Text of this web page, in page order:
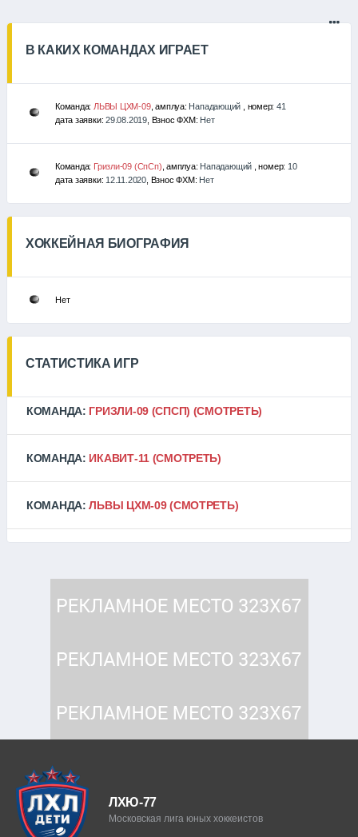
В КАКИХ КОМАНДАХ ИГРАЕТ
Команда: ЛЬВЫ ЦХМ-09, амплуа: Нападающий , номер:41
дата заявки:29.08.2019, Взнос ФХМ: Нет
Команда: Гризли-09 (СпСп) , амплуа: Нападающий , номер: 10
дата заявки: 12.11.2020, Взнос ФХМ: Нет
ХОККЕЙНАЯ БИОГРАФИЯ
Нет
СТАТИСТИКА ИГР
КОМАНДА: ГРИЗЛИ-09 (СПСП) (СМОТРЕТЬ)
КОМАНДА: ИКАВИТ-11 (СМОТРЕТЬ)
КОМАНДА:ЛЬВЫ ЦХМ-09 (СМОТРЕТЬ)
ЛХЮ-77
Московская лига юных хоккеистов